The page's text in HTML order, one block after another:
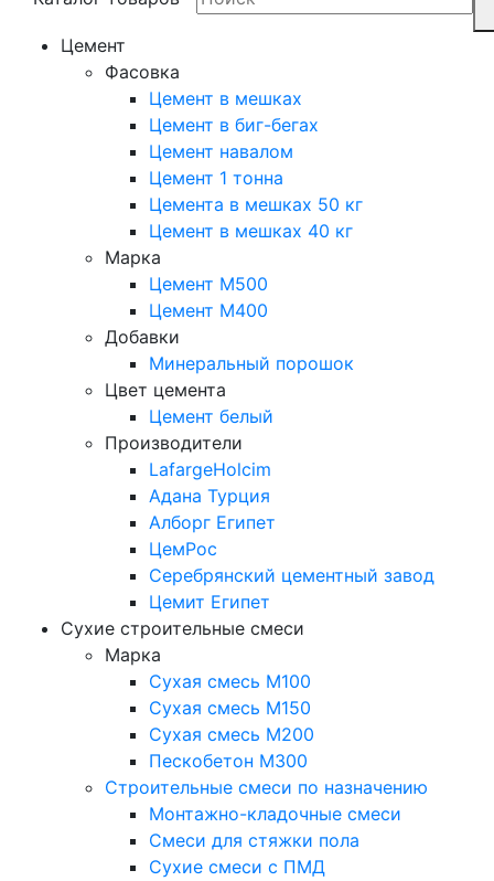
Цемент
Фасовка
Цемент в мешках
Цемент в биг-бегах
Цемент навалом
Цемент 1 тонна
Цемента в мешках 50 кг
Цемент в мешках 40 кг
Марка
Цемент М500
Цемент М400
Добавки
Минеральный порошок
Цвет цемента
Цемент белый
Производители
LafargeHolcim
Адана Турция
Алборг Египет
ЦемРос
Серебрянский цементный завод
Цемит Египет
Сухие строительные смеси
Марка
Сухая смесь М100
Сухая смесь М150
Сухая смесь М200
Пескобетон М300
Строительные смеси по назначению
Монтажно-кладочные смеси
Смеси для стяжки пола
Сухие смеси с ПМД